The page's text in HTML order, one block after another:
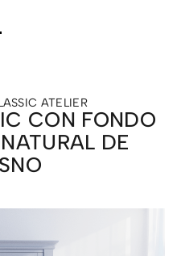
ATELIER
CON FONDO
DE